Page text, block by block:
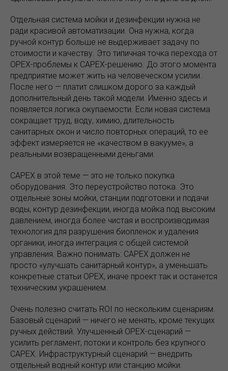
Отдельная система мойки и дезинфекции нужна не
ради красивой автоматизации. Она нужна, когда
ручной контур больше не выдерживает задачу по
стоимости и качеству. Это типичная точка перехода от
OPEX-проблемы к CAPEX-решению. До этого момента
предприятие может жить на человеческом усилии.
После него — платит слишком дорого за каждый
дополнительный день такой модели. Именно здесь и
появляется логика окупаемости. Если новая система
сокращает труд, воду, химию, длительность
санитарных окон и число повторных операций, то ее
эффект измеряется не «качеством в вакууме», а
реальными возвращенными деньгами.
CAPEX в этой теме — это не только покупка
оборудования. Это переустройство потока. Это
отдельные зоны мойки, станции подготовки и подачи
воды, контур дезинфекции, иногда мойка под высоким
давлением, иногда более чистая и воспроизводимая
технология для разрушения биопленок и удаления
органики, иногда интеграция с общей системой
управления. Важно понимать: CAPEX должен не
просто «улучшать санитарный контур», а уменьшать
конкретные статьи OPEX, иначе проект так и останется
техническим украшением.
Очень полезно считать ROI по нескольким сценариям.
Базовый сценарий — ничего не менять, кроме текущих
ручных действий. Улучшенный OPEX-сценарий —
усилить регламент, потоки и контроль без крупного
CAPEX. Инфраструктурный сценарий — внедрить
отдельный водный контур или станцию мойки.